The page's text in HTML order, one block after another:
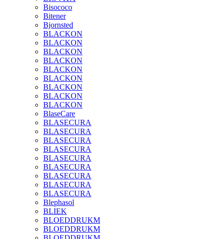
Bisococo
Bitener
Bjornsted
BLACKON
BLACKON
BLACKON
BLACKON
BLACKON
BLACKON
BLACKON
BLACKON
BLACKON
BlaseCare
BLASECURA
BLASECURA
BLASECURA
BLASECURA
BLASECURA
BLASECURA
BLASECURA
BLASECURA
BLASECURA
Blephasol
BLIEK
BLOEDDRUKM
BLOEDDRUKM